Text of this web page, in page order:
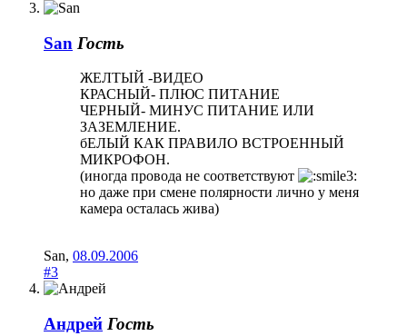
San Гость
ЖЕЛТЫЙ -ВИДЕО
КРАСНЫЙ- ПЛЮС ПИТАНИЕ
ЧЕРНЫЙ- МИНУС ПИТАНИЕ ИЛИ
ЗАЗЕМЛЕНИЕ.
бЕЛЫЙ КАК ПРАВИЛО ВСТРОЕННЫЙ
МИКРОФОН.
(иногда провода не соответствуют
но даже при смене полярности лично у меня
камера осталась жива)
San, 08.09.2006
#3
Андрей Гость